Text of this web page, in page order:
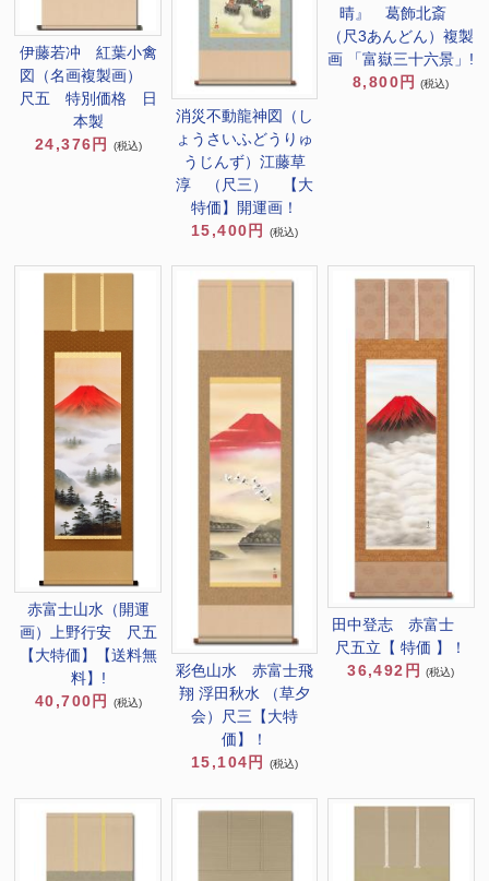
伊藤若冲 紅葉小禽
図（名画複製画）
尺五 特別価格 日
本製
24,376円
(税込)
消災不動龍神図（し
ょうさいふどうりゅ
うじんず）江藤草
淳 （尺三） 【大
特価】開運画！
15,400円
(税込)
晴』 葛飾北斎
（尺3あんどん）複製
画 「富嶽三十六景」!
8,800円
(税込)
赤富士山水（開運
画）上野行安 尺五
【大特価】【送料無
料】!
40,700円
(税込)
彩色山水 赤富士飛
翔 浮田秋水 （草夕
会）尺三【大特
価】！
15,104円
(税込)
田中登志 赤富士
尺五立【 特価 】！
36,492円
(税込)